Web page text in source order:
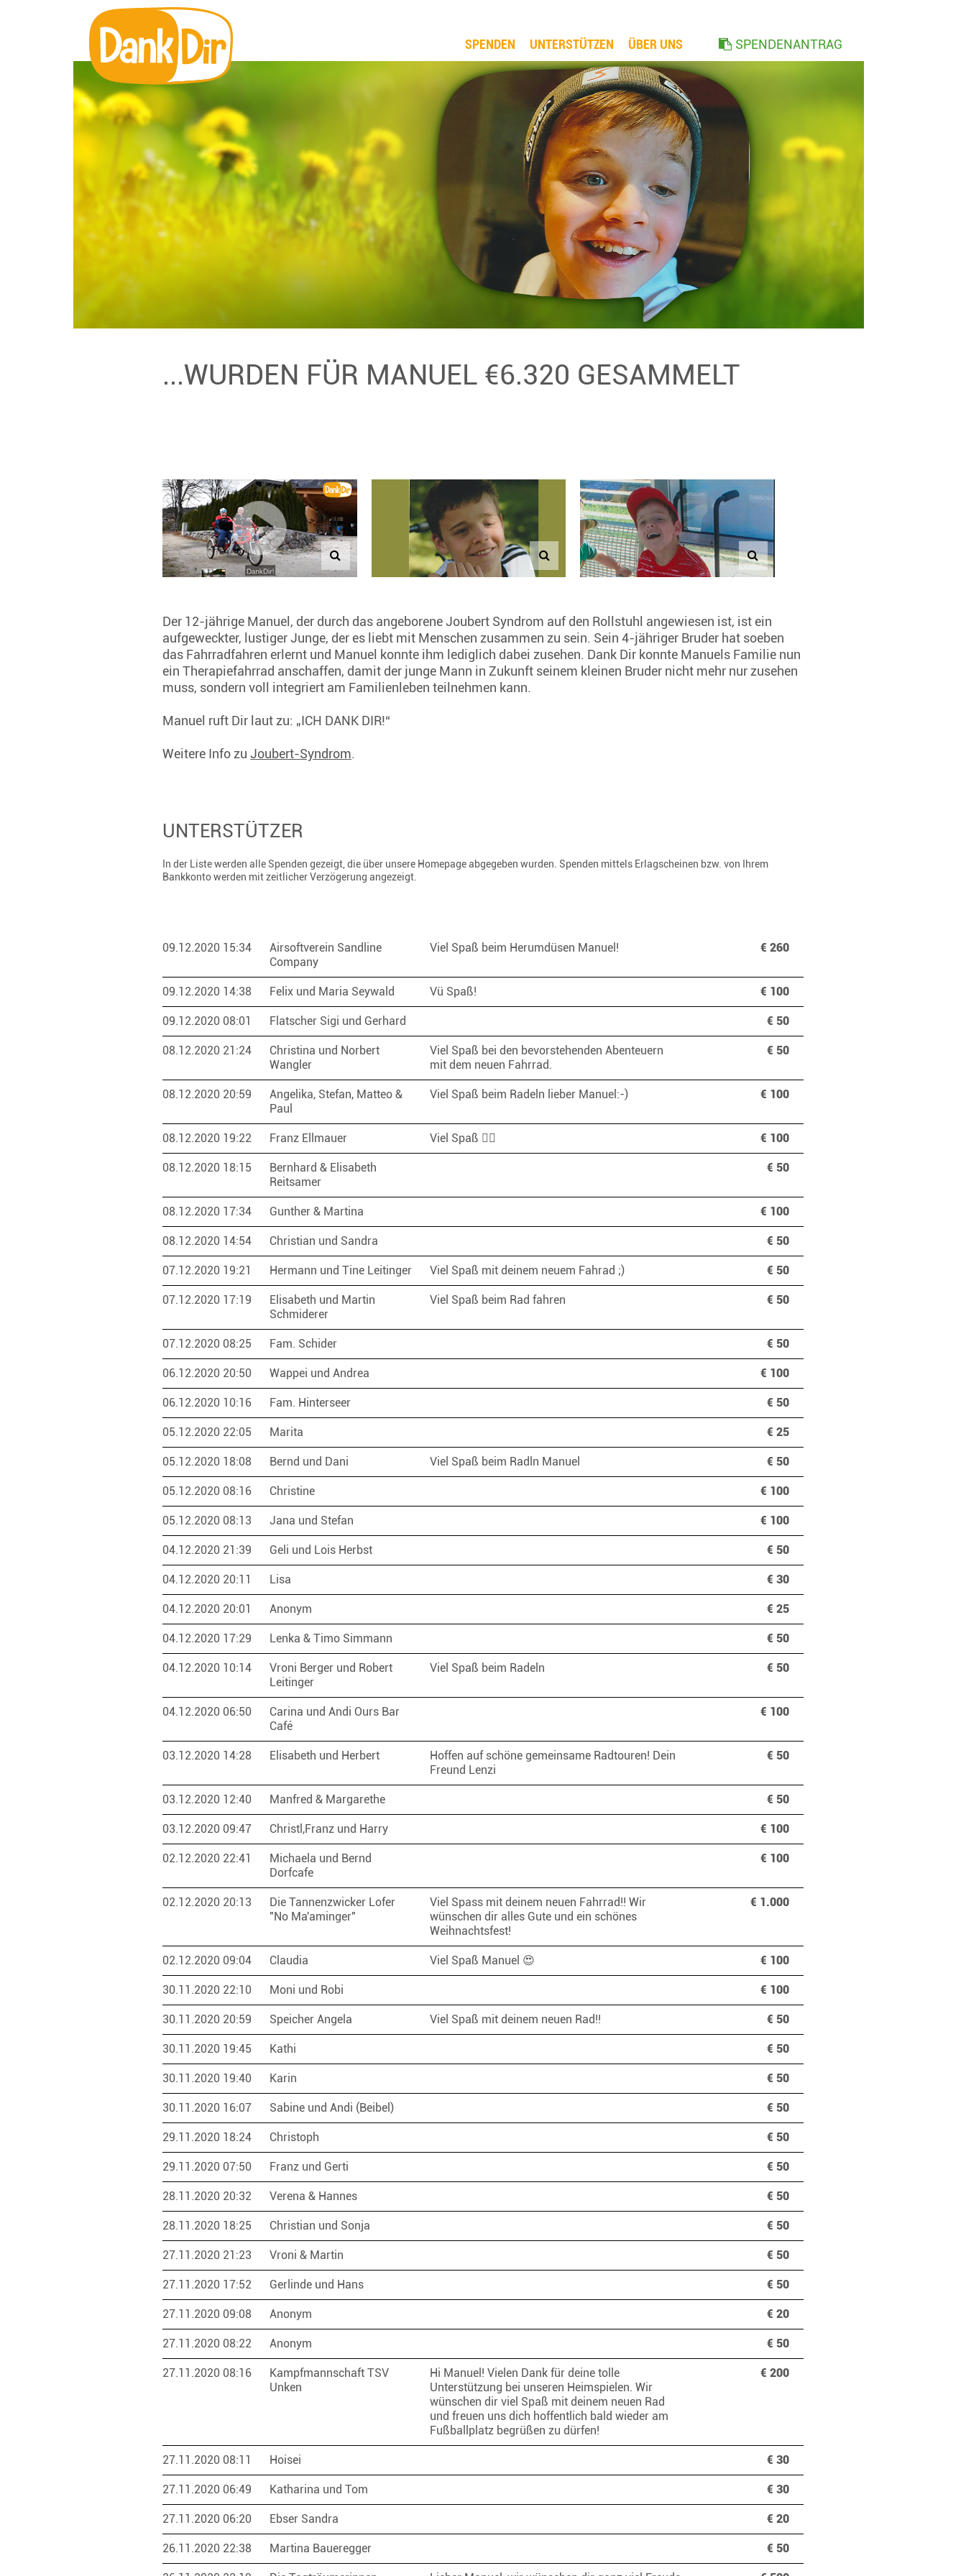
SPENDEN UNTERSTÜTZEN ÜBER UNS SPENDENANTRAG
...WURDEN FÜR MANUEL €6.320 GESAMMELT
Der 12-jährige Manuel, der durch das angeborene Joubert Syndrom auf den Rollstuhl angewiesen ist, ist ein
aufgeweckter, lustiger Junge, der es liebt mit Menschen zusammen zu sein. Sein 4-jähriger Bruder hat soeben
das Fahrradfahren erlernt und Manuel konnte ihm lediglich dabei zusehen. Dank Dir konnte Manuels Familie nun
ein Therapiefahrrad anschaffen, damit der junge Mann in Zukunft seinem kleinen Bruder nicht mehr nur zusehen
muss, sondern voll integriert am Familienleben teilnehmen kann.
Manuel ruft Dir laut zu: „ICH DANK DIR!“
Weitere Info zu Joubert-Syndrom.
UNTERSTÜTZER
In der Liste werden alle Spenden gezeigt, die über unsere Homepage abgegeben wurden. Spenden mittels Erlagscheinen bzw. von Ihrem
Bankkonto werden mit zeitlicher Verzögerung angezeigt.
09.12.2020 15:34
Airsoftverein Sandline
Company
€ 260
Viel Spaß beim Herumdüsen Manuel!
09.12.2020 14:38 Felix und Maria Seywald € 100
Vü Spaß!
09.12.2020 08:01 Flatscher Sigi und Gerhard € 50
08.12.2020 21:24
Christina und Norbert
Wangler
€ 50
Viel Spaß bei den bevorstehenden Abenteuern
mit dem neuen Fahrrad.
08.12.2020 20:59
Angelika, Stefan, Matteo &
Paul
€ 100
Viel Spaß beim Radeln lieber Manuel:-)
08.12.2020 19:22 Franz Ellmauer € 100
Viel Spaß 🚵‍♂️
08.12.2020 18:15
Bernhard & Elisabeth
Reitsamer
€ 50
08.12.2020 17:34 Gunther & Martina € 100
08.12.2020 14:54 Christian und Sandra € 50
07.12.2020 19:21 Hermann und Tine Leitinger € 50
Viel Spaß mit deinem neuem Fahrad ;)
07.12.2020 17:19
Elisabeth und Martin
Schmiderer
€ 50
Viel Spaß beim Rad fahren
07.12.2020 08:25 Fam. Schider € 50
06.12.2020 20:50 Wappei und Andrea € 100
06.12.2020 10:16 Fam. Hinterseer € 50
05.12.2020 22:05 Marita € 25
05.12.2020 18:08 Bernd und Dani € 50
Viel Spaß beim Radln Manuel
05.12.2020 08:16 Christine € 100
05.12.2020 08:13 Jana und Stefan € 100
04.12.2020 21:39 Geli und Lois Herbst € 50
04.12.2020 20:11 Lisa € 30
04.12.2020 20:01 Anonym € 25
04.12.2020 17:29 Lenka & Timo Simmann € 50
04.12.2020 10:14
Vroni Berger und Robert
Leitinger
€ 50
Viel Spaß beim Radeln
04.12.2020 06:50
Carina und Andi Ours Bar
Café
€ 100
03.12.2020 14:28 Elisabeth und Herbert € 50
Hoffen auf schöne gemeinsame Radtouren! Dein
Freund Lenzi
03.12.2020 12:40 Manfred & Margarethe € 50
03.12.2020 09:47 Christl,Franz und Harry € 100
02.12.2020 22:41
Michaela und Bernd
Dorfcafe
€ 100
02.12.2020 20:13
Die Tannenzwicker Lofer
"No Ma'aminger"
€ 1.000
Viel Spass mit deinem neuen Fahrrad!! Wir
wünschen dir alles Gute und ein schönes
Weihnachtsfest!
02.12.2020 09:04 Claudia € 100
Viel Spaß Manuel 😍
30.11.2020 22:10 Moni und Robi € 100
30.11.2020 20:59 Speicher Angela € 50
Viel Spaß mit deinem neuen Rad!!
30.11.2020 19:45 Kathi € 50
30.11.2020 19:40 Karin € 50
30.11.2020 16:07 Sabine und Andi (Beibel) € 50
29.11.2020 18:24 Christoph € 50
29.11.2020 07:50 Franz und Gerti € 50
28.11.2020 20:32 Verena & Hannes € 50
28.11.2020 18:25 Christian und Sonja € 50
27.11.2020 21:23 Vroni & Martin € 50
27.11.2020 17:52 Gerlinde und Hans € 50
27.11.2020 09:08 Anonym € 20
27.11.2020 08:22 Anonym € 50
27.11.2020 08:16
Kampfmannschaft TSV
Unken
€ 200
Hi Manuel! Vielen Dank für deine tolle
Unterstützung bei unseren Heimspielen. Wir
wünschen dir viel Spaß mit deinem neuen Rad
und freuen uns dich hoffentlich bald wieder am
Fußballplatz begrüßen zu dürfen!
27.11.2020 08:11 Hoisei € 30
27.11.2020 06:49 Katharina und Tom € 30
27.11.2020 06:20 Ebser Sandra € 20
26.11.2020 22:38 Martina Baueregger € 50